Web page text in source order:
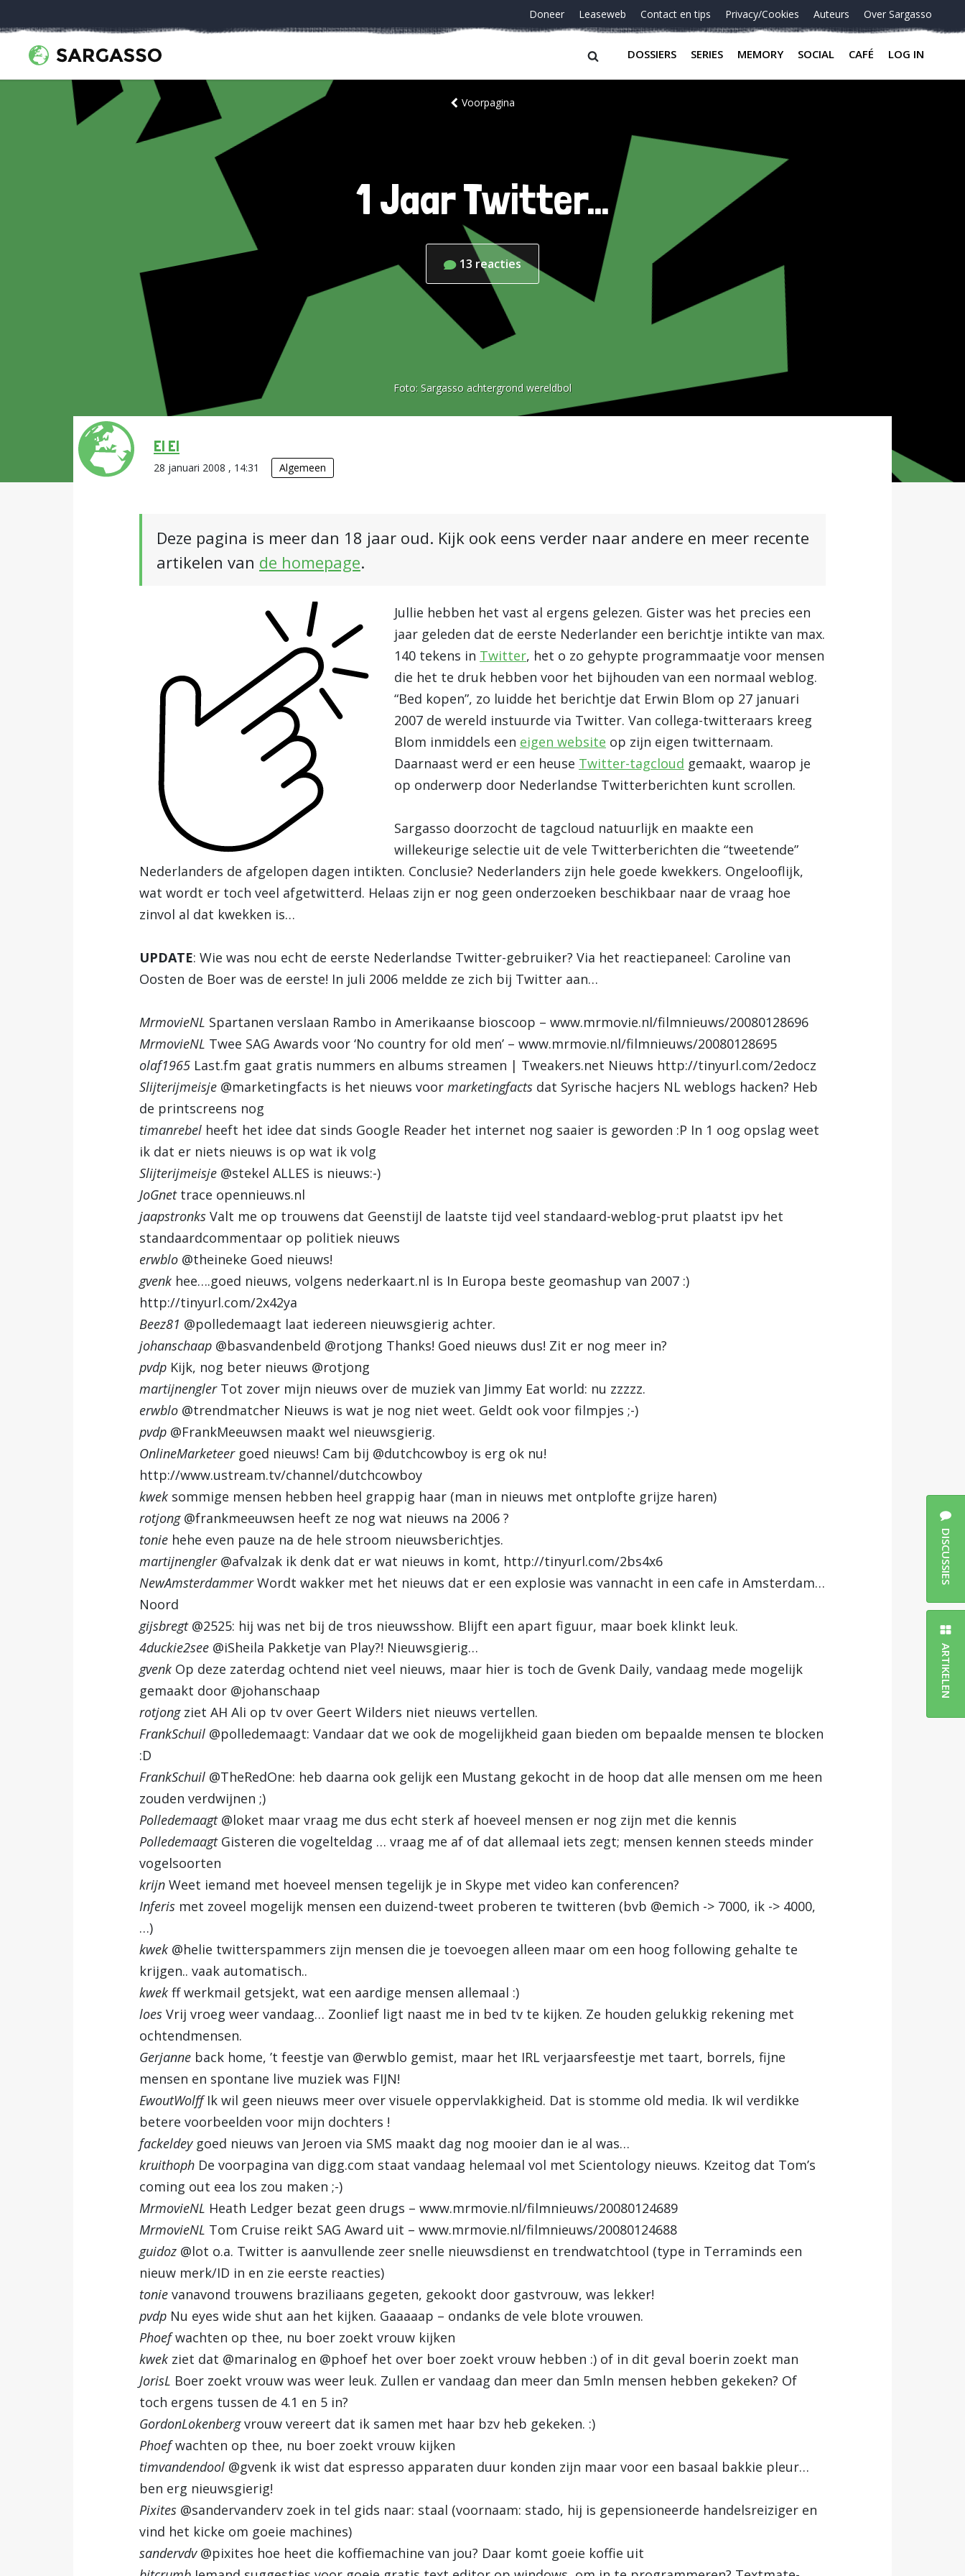
Doneer Leaseweb Contact en tips Privacy/Cookies Auteurs Over Sargasso
DOSSIERS SERIES MEMORY SOCIAL CAFÉ LOG IN
Voorpagina
1 Jaar Twitter…
13 reacties
Foto: Sargasso achtergrond wereldbol
El El
28 januari 2008 , 14:31 Algemeen
Deze pagina is meer dan 18 jaar oud. Kijk ook eens verder naar andere en meer recente
artikelen van de homepage.
Jullie hebben het vast al ergens gelezen. Gister was het precies een
jaar geleden dat de eerste Nederlander een berichtje intikte van max.
140 tekens in Twitter, het o zo gehypte programmaatje voor mensen
die het te druk hebben voor het bijhouden van een normaal weblog.
“Bed kopen”, zo luidde het berichtje dat Erwin Blom op 27 januari
2007 de wereld instuurde via Twitter. Van collega-twitteraars kreeg
Blom inmiddels een eigen website op zijn eigen twitternaam.
Daarnaast werd er een heuse Twitter-tagcloud gemaakt, waarop je
op onderwerp door Nederlandse Twitterberichten kunt scrollen.
Sargasso doorzocht de tagcloud natuurlijk en maakte een
willekeurige selectie uit de vele Twitterberichten die “tweetende”
Nederlanders de afgelopen dagen intikten. Conclusie? Nederlanders zijn hele goede kwekkers. Ongelooflijk,
wat wordt er toch veel afgetwitterd. Helaas zijn er nog geen onderzoeken beschikbaar naar de vraag hoe
zinvol al dat kwekken is…
UPDATE: Wie was nou echt de eerste Nederlandse Twitter-gebruiker? Via het reactiepaneel: Caroline van
Oosten de Boer was de eerste! In juli 2006 meldde ze zich bij Twitter aan…
MrmovieNL Spartanen verslaan Rambo in Amerikaanse bioscoop – www.mrmovie.nl/filmnieuws/20080128696
MrmovieNL Twee SAG Awards voor ‘No country for old men’ – www.mrmovie.nl/filmnieuws/20080128695
olaf1965 Last.fm gaat gratis nummers en albums streamen | Tweakers.net Nieuws http://tinyurl.com/2edocz
Slijterijmeisje @marketingfacts is het nieuws voor marketingfacts dat Syrische hacjers NL weblogs hacken? Heb
de printscreens nog
timanrebel heeft het idee dat sinds Google Reader het internet nog saaier is geworden :P In 1 oog opslag weet
ik dat er niets nieuws is op wat ik volg
Slijterijmeisje @stekel ALLES is nieuws:-)
JoGnettrace opennieuws.nl
jaapstronks Valt me op trouwens dat Geenstijl de laatste tijd veel standaard-weblog-prut plaatst ipv het
standaardcommentaar op politiek nieuws
erwblo @theineke Goed nieuws!
gvenk hee….goed nieuws, volgens nederkaart.nl is In Europa beste geomashup van 2007 :)
http://tinyurl.com/2x42ya
Beez81 @polledemaagt laat iedereen nieuwsgierig achter.
johanschaap @basvandenbeld @rotjong Thanks! Goed nieuws dus! Zit er nog meer in?
pvdp Kijk, nog beter nieuws @rotjong
martijnenglerTot zover mijn nieuws over de muziek van Jimmy Eat world: nu zzzzz.
erwblo @trendmatcher Nieuws is wat je nog niet weet. Geldt ook voor filmpjes ;-)
pvdp @FrankMeeuwsen maakt wel nieuwsgierig.
OnlineMarketeergoed nieuws! Cam bij @dutchcowboy is erg ok nu!
http://www.ustream.tv/channel/dutchcowboy
kwek sommige mensen hebben heel grappig haar (man in nieuws met ontplofte grijze haren)
rotjong@frankmeeuwsen heeft ze nog wat nieuws na 2006 ?
tonie hehe even pauze na de hele stroom nieuwsberichtjes.
martijnengler@afvalzak ik denk dat er wat nieuws in komt, http://tinyurl.com/2bs4x6
NewAmsterdammerWordt wakker met het nieuws dat er een explosie was vannacht in een cafe in Amsterdam…
Noord
gijsbregt@2525: hij was net bij de tros nieuwsshow. Blijft een apart figuur, maar boek klinkt leuk.
4duckie2see @iSheila Pakketje van Play?! Nieuwsgierig…
gvenk Op deze zaterdag ochtend niet veel nieuws, maar hier is toch de Gvenk Daily, vandaag mede mogelijk
gemaakt door @johanschaap
rotjongziet AH Ali op tv over Geert Wilders niet nieuws vertellen.
FrankSchuil @polledemaagt: Vandaar dat we ook de mogelijkheid gaan bieden om bepaalde mensen te blocken
:D
FrankSchuil @TheRedOne: heb daarna ook gelijk een Mustang gekocht in de hoop dat alle mensen om me heen
zouden verdwijnen ;)
Polledemaagt@loket maar vraag me dus echt sterk af hoeveel mensen er nog zijn met die kennis
Polledemaagt Gisteren die vogelteldag … vraag me af of dat allemaal iets zegt; mensen kennen steeds minder
vogelsoorten
krijn Weet iemand met hoeveel mensen tegelijk je in Skype met video kan conferencen?
Inferis met zoveel mogelijk mensen een duizend-tweet proberen te twitteren (bvb @emich -> 7000, ik -> 4000,
…)
kwek @helie twitterspammers zijn mensen die je toevoegen alleen maar om een hoog following gehalte te
krijgen.. vaak automatisch..
kwek ff werkmail getsjekt, wat een aardige mensen allemaal :)
loes Vrij vroeg weer vandaag… Zoonlief ligt naast me in bed tv te kijken. Ze houden gelukkig rekening met
ochtendmensen.
Gerjanne back home, ’t feestje van @erwblo gemist, maar het IRL verjaarsfeestje met taart, borrels, fijne
mensen en spontane live muziek was FIJN!
EwoutWolffIk wil geen nieuws meer over visuele oppervlakkigheid. Dat is stomme old media. Ik wil verdikke
betere voorbeelden voor mijn dochters !
fackeldeygoed nieuws van Jeroen via SMS maakt dag nog mooier dan ie al was…
kruithoph De voorpagina van digg.com staat vandaag helemaal vol met Scientology nieuws. Kzeitog dat Tom’s
coming out eea los zou maken ;-)
MrmovieNL Heath Ledger bezat geen drugs – www.mrmovie.nl/filmnieuws/20080124689
MrmovieNL Tom Cruise reikt SAG Award uit – www.mrmovie.nl/filmnieuws/20080124688
guidoz @lot o.a. Twitter is aanvullende zeer snelle nieuwsdienst en trendwatchtool (type in Terraminds een
nieuw merk/ID in en zie eerste reacties)
tonie vanavond trouwens braziliaans gegeten, gekookt door gastvrouw, was lekker!
pvdp Nu eyes wide shut aan het kijken. Gaaaaap – ondanks de vele blote vrouwen.
Phoefwachten op thee, nu boer zoekt vrouw kijken
kwek ziet dat @marinalog en @phoef het over boer zoekt vrouw hebben :) of in dit geval boerin zoekt man
JorisL Boer zoekt vrouw was weer leuk. Zullen er vandaag dan meer dan 5mln mensen hebben gekeken? Of
toch ergens tussen de 4.1 en 5 in?
GordonLokenbergvrouw vereert dat ik samen met haar bzv heb gekeken. :)
Phoefwachten op thee, nu boer zoekt vrouw kijken
timvandendool @gvenk ik wist dat espresso apparaten duur konden zijn maar voor een basaal bakkie pleur…
ben erg nieuwsgierig!
Pixites @sandervanderv zoek in tel gids naar: staal (voornaam: stado, hij is gepensioneerde handelsreiziger en
vind het kicke om goeie machines)
sandervdv@pixites hoe heet die koffiemachine van jou? Daar komt goeie koffie uit
DISCUSSIES
ARTIKELEN